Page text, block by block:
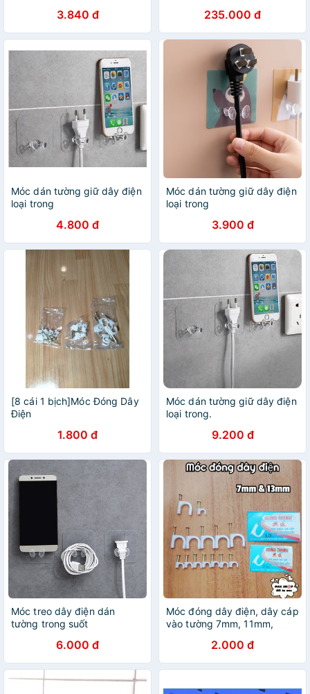
3.840 đ 235.000 đ
Móc dán tường giữ dây điện
loại trong
4.800 đ
Móc dán tường giữ dây điện
loại trong
3.900 đ
[8 cái 1 bịch]Móc Đóng Dây
Điện
1.800 đ
Móc dán tường giữ dây điện
loại trong.
9.200 đ
Móc treo dây điện dán
tường trong suốt
6.000 đ
Móc đóng dây điện, dây cáp
vào tường 7mm, 11mm,
2.000 đ